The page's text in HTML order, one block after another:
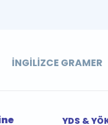
İNGILIZCE GRAMER
YDS &